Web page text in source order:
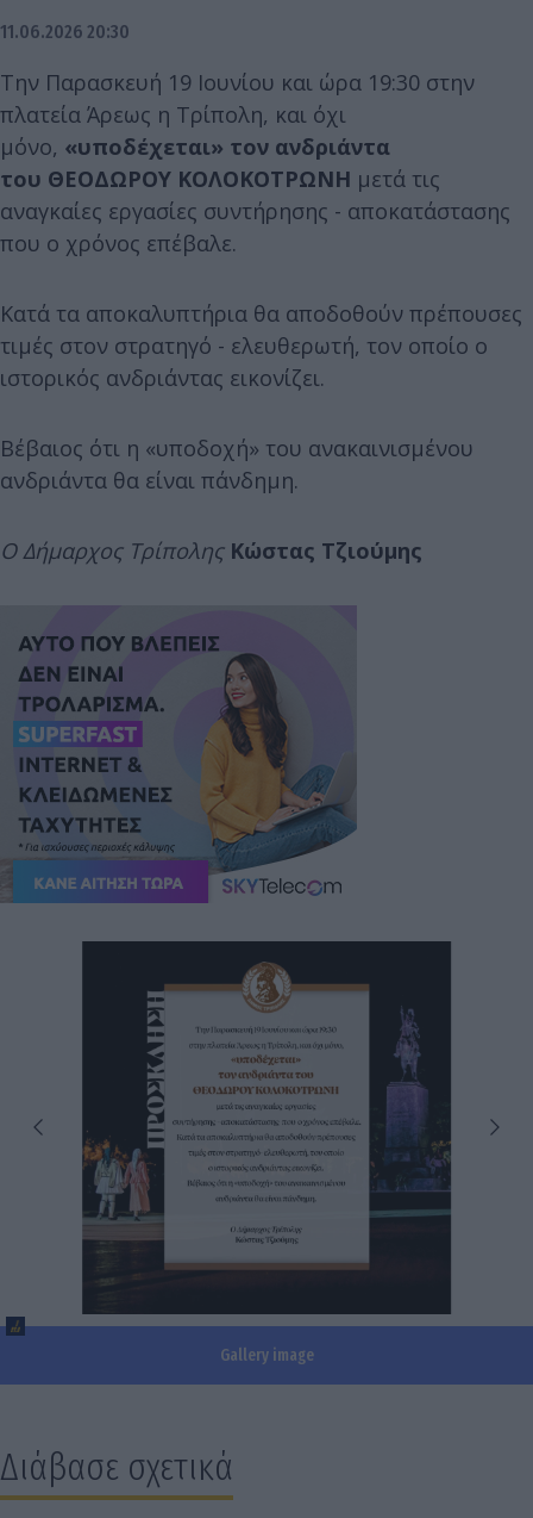
11.06.2026 20:30
Την Παρασκευή 19 Ιουνίου και ώρα 19:30 στην
πλατεία Άρεως η Τρίπολη, και όχι
μόνο, «υποδέχεται» τον ανδριάντα
του ΘΕΟΔΩΡΟΥ ΚΟΛΟΚΟΤΡΩΝΗ μετά τις
αναγκαίες εργασίες συντήρησης - αποκατάστασης
που ο χρόνος επέβαλε.
Κατά τα αποκαλυπτήρια θα αποδοθούν πρέπουσες
τιμές στον στρατηγό - ελευθερωτή, τον οποίο ο
ιστορικός ανδριάντας εικονίζει.
Βέβαιος ότι η «υποδοχή» του ανακαινισμένου
ανδριάντα θα είναι πάνδημη.
Ο Δήμαρχος Τρίπολης Κώστας Τζιούμης
Gallery image
Διάβασε σχετικά